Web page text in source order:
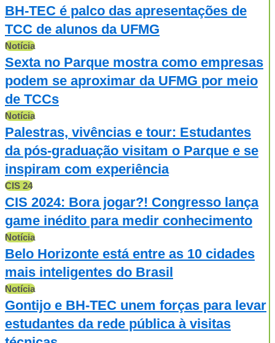
BH-TEC é palco das apresentações de
TCC de alunos da UFMG
Notícia
Sexta no Parque mostra como empresas
podem se aproximar da UFMG por meio
de TCCs
Notícia
Palestras, vivências e tour: Estudantes
da pós-graduação visitam o Parque e se
inspiram com experiência
CIS 24
CIS 2024: Bora jogar?! Congresso lança
game inédito para medir conhecimento
Notícia
Belo Horizonte está entre as 10 cidades
mais inteligentes do Brasil
Notícia
Gontijo e BH-TEC unem forças para levar
estudantes da rede pública à visitas